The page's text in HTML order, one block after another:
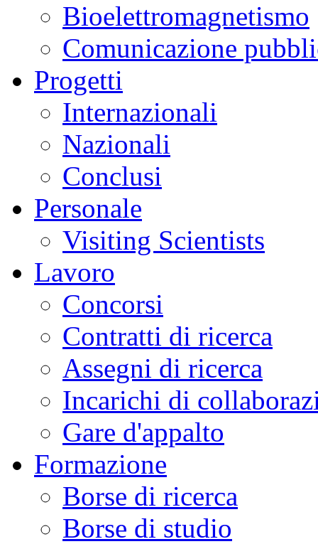
Bioelettromagnetismo
Comunicazione
Progetti
Internazionali
Nazionali
Conclusi
Personale
Visiting Scientists
Lavoro
Concorsi
Contratti di ricerca
Assegni di ricerca
Incarichi di
Gare d'appalto
Formazione
Borse di ricerca
Borse di studio